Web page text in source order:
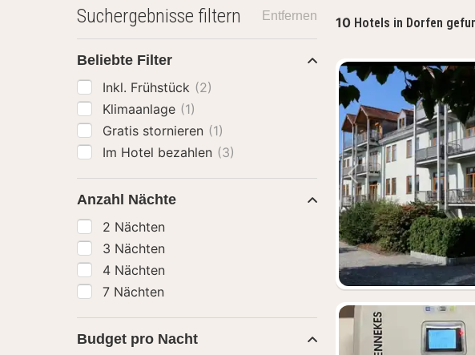
10 Hotels in Dorfen
Vorheriges Bild
Suchergebnisse filtern Entfernen
Beliebte Filter
Inkl. Frühstück (2)
Klimaanlage (1)
Gratis stornieren (1)
Im Hotel bezahlen (3)
Anzahl Nächte
2 Nächten
3 Nächten
4 Nächten
7 Nächten
Budget pro Nacht